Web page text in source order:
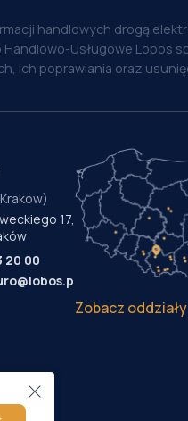
handlowych drogą
Usługowe Lobos sp.
ich poprawiania oraz
17,
20 00
Zobacz oddziały